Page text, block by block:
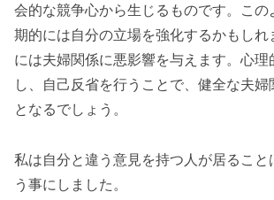
会的な競争心から生じるものです。この
期的には自分の立場を強化するかもしれ
には夫婦関係に悪影響を与えます。心
し、自己反省を行うことで、健全な夫
となるでしょう。
私は自分と違う意見を持つ人が居ること
う事にしました。